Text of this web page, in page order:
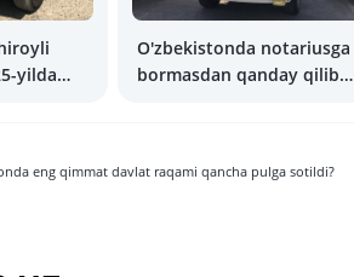
yilda
O'zbekistonda notariusga
bormasdan qanday qilib
eng qimmat davlat raqami qancha pulga sotildi?